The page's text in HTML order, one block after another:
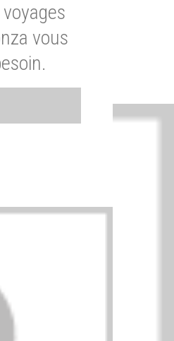
vous